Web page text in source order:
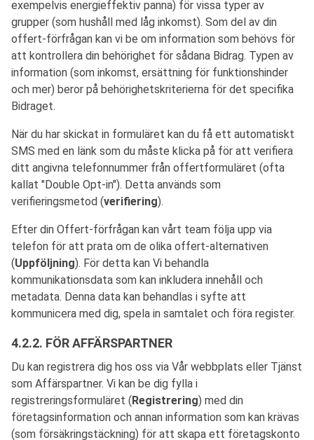
exempelvis energieffektiv panna) för vissa typer av
grupper (som hushåll med låg inkomst). Som del av din
offert-förfrågan kan vi be om information som behövs för
att kontrollera din behörighet för sådana Bidrag. Typen av
information (som inkomst, ersättning för funktionshinder
och mer) beror på behörighetskriterierna för det specifika
Bidraget.
När du har skickat in formuläret kan du få ett automatiskt
SMS med en länk som du måste klicka på för att verifiera
ditt angivna telefonnummer från offertformuläret (ofta
kallat "Double Opt-in"). Detta används som
verifieringsmetod (verifiering).
Efter din Offert-förfrågan kan vårt team följa upp via
telefon för att prata om de olika offert-alternativen
(Uppföljning). För detta kan Vi behandla
kommunikationsdata som kan inkludera innehåll och
metadata. Denna data kan behandlas i syfte att
kommunicera med dig, spela in samtalet och föra register.
4.2.2. FÖR AFFÄRSPARTNER
Du kan registrera dig hos oss via Vår webbplats eller Tjänst
som Affärspartner. Vi kan be dig fylla i
registreringsformuläret (Registrering) med din
företagsinformation och annan information som kan krävas
(som försäkringstäckning) för att skapa ett företagskonto